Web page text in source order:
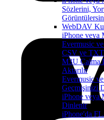
Sözlerini,
WebDAV
iPhone veya
Evermusic
CSV ve TXT
M3U Çalma
Aktarılır
Evermusic
Geçmişinizi
iPhone veya
Dinlenir
iPhone'da